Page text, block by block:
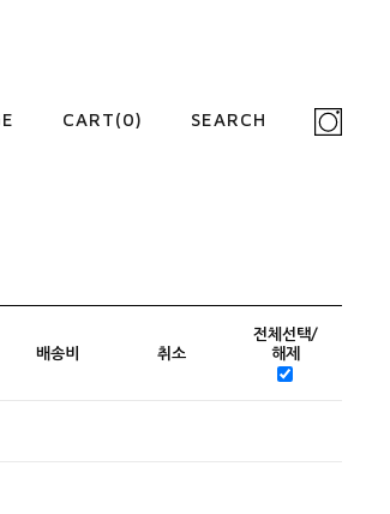
CART(0) SEARCH
배송비 취소
전체선택/
해제